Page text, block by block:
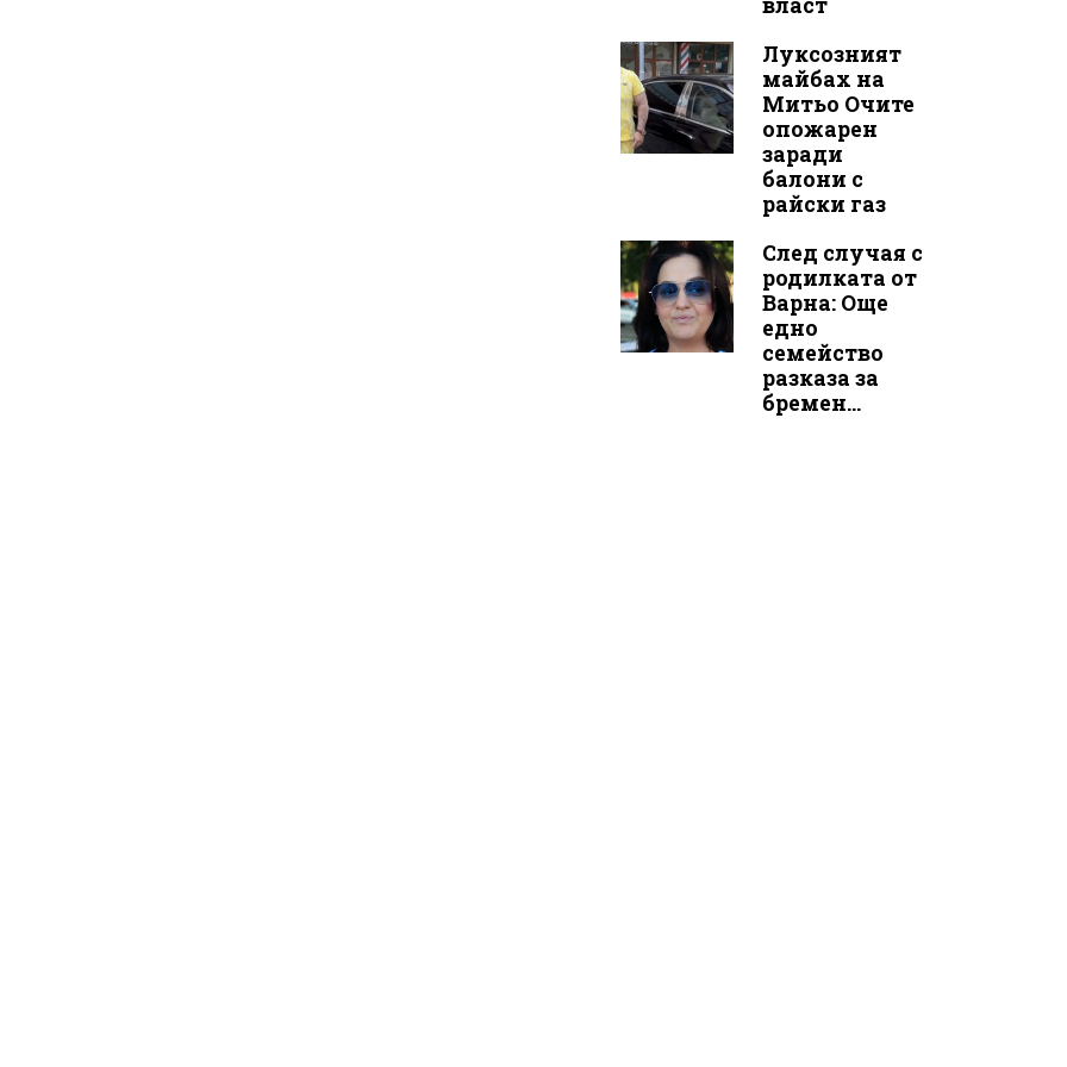
Луксозният
майбах на
Митьо Очите
опожарен
заради
балони с
райски газ
След случая с
родилката от
Варна: Още
едно
семейство
разказа за
бремен...